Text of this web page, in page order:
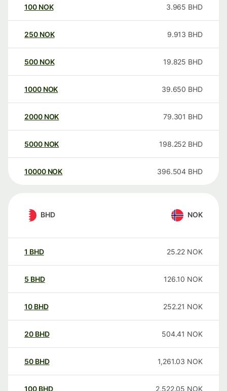
100 NOK 3.965 BHD
250 NOK 9.913 BHD
500 NOK 19.825 BHD
1000 NOK 39.650 BHD
2000 NOK 79.301 BHD
5000 NOK 198.252 BHD
10000 NOK 396.504 BHD
BHD NOK
1 BHD 25.22 NOK
5 BHD 126.10 NOK
10 BHD 252.21 NOK
20 BHD 504.41 NOK
50 BHD 1,261.03 NOK
100 BHD 2,522.05 NOK